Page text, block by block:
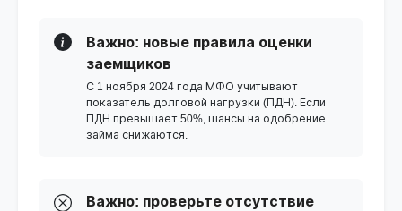
Важно: новые правила оценки
заемщиков
С 1 ноября 2024 года МФО учитывают
показатель долговой нагрузки (ПДН). Если
ПДН превышает 50%, шансы на одобрение
займа снижаются.
Важно: проверьте отсутствие